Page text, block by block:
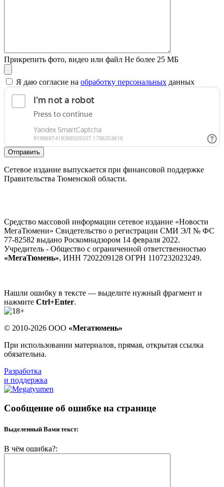
Прикрепить фото, видео или файл Не более 25 МБ
Я даю согласие на обработку персональных данных
Отправить
Сетевое издание выпускается при финансовой поддержке
Правительства Тюменской области.
Средство массовой информации сетевое издание «Новости
МегаТюмени» Свидетельство о регистрации СМИ ЭЛ № ФС
77-82582 выдано Роскомнадзором 14 февраля 2022.
Учредитель - Общество с ограниченной ответственностью
«МегаТюмень», ИНН 7202209128 ОГРН 1107232023249.
Нашли ошибку в тексте — выделите нужный фрагмент и
нажмите Ctrl+Enter.
© 2010-2026 ООО «Мегатюмень»
При использовании материалов, прямая, открытая ссылка
обязательна.
Разработка
и поддержка
Сообщение об ошибке на странице
Выделенный Вами текст:
В чём ошибка?: